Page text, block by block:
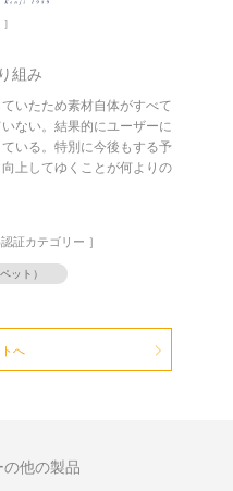
組み
いたため素材自体がすべて
ない。結果的にユーザーに
いる。特別に今後もする予
上してゆくことが何よりの
証カテゴリー ］
ット）
へ
の他の製品